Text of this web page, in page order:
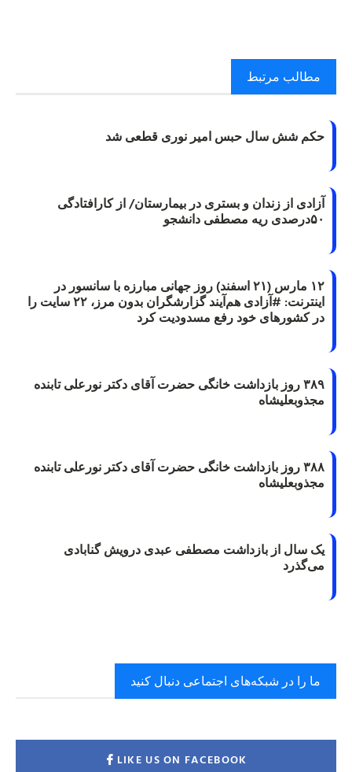
مطالب مرتبط
حکم شش سال حبس امیر نوری قطعی شد
آزادی از زندان و بستری در بیمارستان/ از کارافتادگی
۵۰درصدی ریه مصطفی دانشجو
۱۲ مارس (۲۱ اسفند) روز جهانی مبارزه با سانسور در
اینترنت: #آزادی هم‌آیند گزارشگران‌ بدون مرز، ۲۲ سایت را
در کشورهای خود رفع مسدودیت کرد
۳۸۹ روز بازداشت خانگی حضرت آقای دکتر نورعلی تابنده
مجذوبعلیشاه
۳۸۸ روز بازداشت خانگی حضرت آقای دکتر نورعلی تابنده
مجذوبعلیشاه
یک سال از بازداشت مصطفی عبدی درویش گنابادی
می‌گذرد
ما را در شبکه‌های اجتماعی دنبال کنید
LIKE US ON FACEBOOK